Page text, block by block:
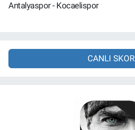
Antalyaspor - Kocaelispor
CANLI SKOR